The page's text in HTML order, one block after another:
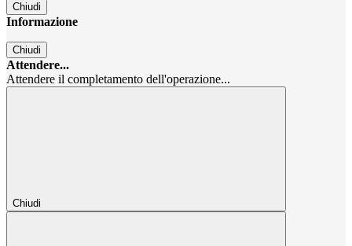
Chiudi
Informazione
Chiudi
Attendere...
Attendere il completamento dell'operazione...
Chiudi